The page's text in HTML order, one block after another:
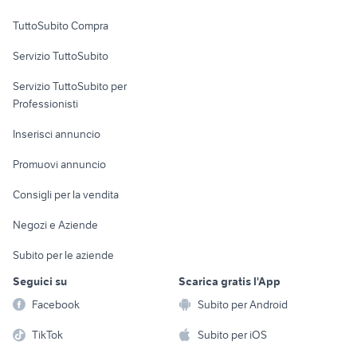
Informatica
Console e
Fotografia
Telefonia
Biciclette
TuttoSubito Compra
Servizio TuttoSubito
Servizio TuttoSubito per
Professionisti
Inserisci annuncio
Promuovi annuncio
Consigli per la vendita
Negozi e Aziende
Subito per le aziende
Seguici su
Facebook
TikTok
Scarica gratis l'App
Subito per Android
Subito per iOS